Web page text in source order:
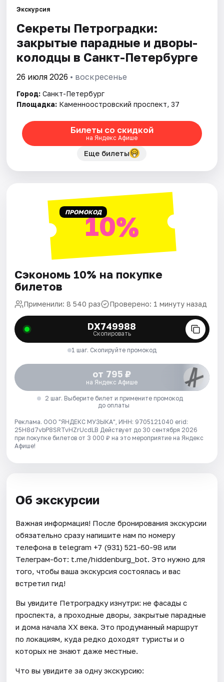
Города
Площадки
Артисты
Рейтинги
Экскурсия
Секреты Петроградки:
закрытые парадные и дворы-
колодцы в Санкт-Петербурге
26 июля 2026 • воскресенье
Город: Санкт-Петербург
Площадка: Каменноостровский проспект, 37
Билеты со скидкой
на Яндекс Афише
Еще билеты
ПРОМОКОД10%
Сэкономь 10% на покупке
билетов
Применили: 8 540 раз Проверено: 1 минуту назад
DX749988
Скопировать
1 шаг. Скопируйте промокод
от 795 ₽
на Яндекс Афише
2 шаг. Выберите билет и примените промокод
до оплаты
Реклама. ООО "ЯНДЕКС МУЗЫКА", ИНН: 9705121040 erid:
25H8d7vbP8SRTvHZrUcdLB Действует до 30 сентября 2026
при покупке билетов от 3 000 ₽ на это мероприятие на Яндекс
Афише!
Об экскурсии
Важная информация! После бронирования экскурсии
обязательно сразу напишите нам по номеру
телефона в telegram +7 (931) 521-60-98 или
Телеграм-бот: t.me/hiddenburg_bot. Это нужно для
того, чтобы ваша экскурсия состоялась и вас
встретил гид!
Вы увидите Петроградку изнутри: не фасады с
проспекта, а проходные дворы, закрытые парадные
и дома начала XX века. Это продуманный маршрут
по локациям, куда редко доходят туристы и о
которых не знают даже местные.
Что вы увидите за одну экскурсию: